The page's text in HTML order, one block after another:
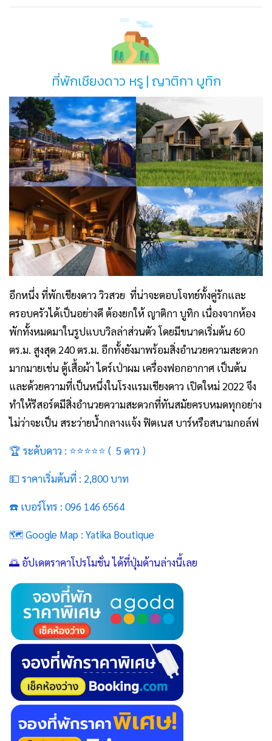
ที่พักเชียงดาว หรู | ญาติกา บูทิก
อีกหนึ่งที่พักเชียงดาว วิวสวย ที่น่าจะตอบโจทย์ทั้งคู่รักและ
ครอบครัวได้เป็นอย่างดี ต้องยกให้ ญาติกา บูทิก เนื่องจากห้อง
พักทั้งหมดมาในรูปแบบวิลล่าส่วนตัว โดยมีขนาดเริ่มต้น 60
ตร.ม. สูงสุด 240 ตร.ม. อีกทั้งยังมาพร้อมสิ่งอำนวยความสะดวก
มากมายเช่น ตู้เสื้อผ้า ไดร์เป่าผม เครื่องฟอกอากาศ เป็นต้น
และด้วยความที่เป็นหนึ่งในโรงแรมเชียงดาว เปิดใหม่ 2022 จึง
ทำให้รีสอร์ตมีสิ่งอำนวยความสะดวกที่ทันสมัยครบหมดทุกอย่าง
ไม่ว่าจะเป็น สระว่ายน้ำกลางแจ้ง ฟิตเนส บาร์หรือสนามกอล์ฟ
🏆 ระดับดาว : ⭐⭐⭐⭐⭐ ( 5 ดาว )
💵 ราคาเริ่มต้นที่ : 2,800 บาท
☎️ เบอร์โทร : 096 146 6564
🗺️ Google Map : Yatika Boutique
🌅 อัปเดตราคาโปรโมชั่น ได้ที่ปุ่มด้านล่างนี้เลย